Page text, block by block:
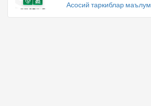
Асосий таркиблар маълум